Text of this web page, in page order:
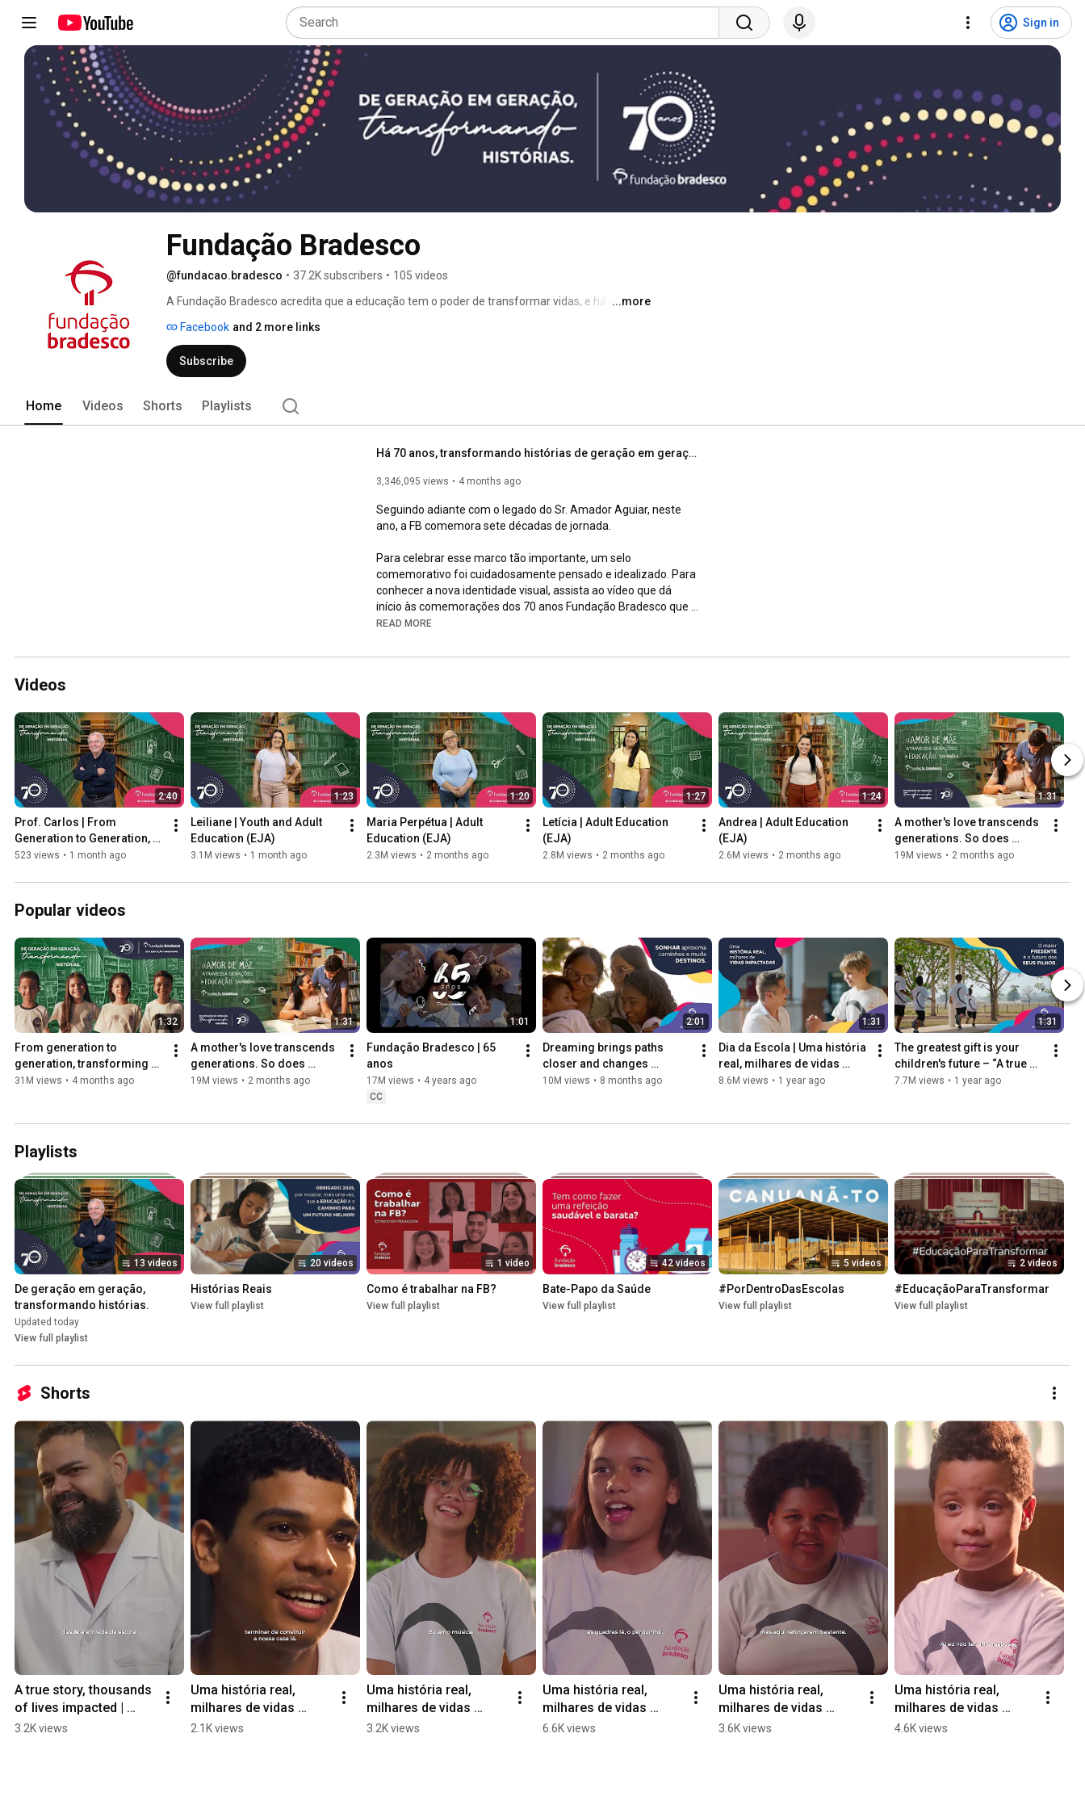
Sign in
Fundação Bradesco
@fundacao.bradesco • 37.2K subscribers • 105 videos
A Fundação Bradesco acredita que a educação tem o poder de transformar vidas, e há quase
...more
Facebook and 2 more links
Subscribe
Home Videos Shorts Playlists
Há 70 anos, transformando histórias de geração em geração.
3,346,095 views 4 months ago
Seguindo adiante com o legado do Sr. Amador Aguiar, neste
ano, a FB comemora sete décadas de jornada.
Para celebrar esse marco tão importante, um selo
comemorativo foi cuidadosamente pensado e idealizado. Para
conhecer a nova identidade visual, assista ao vídeo que dá
início às comemorações dos 70 anos Fundação Bradesco que
seguirão durante todo o ano.
#FundaçãoBradesco#SóAEducaçãoTransforma#FB70Anos
READ MORE
Videos
2:40
Prof. Carlos | From
Generation to Generation,
Transforming Stories
523 views • 1 month ago
1:23
Leiliane | Youth and Adult
Education (EJA)
3.1M views • 1 month ago
1:20
Maria Perpétua | Adult
Education (EJA)
2.3M views • 2 months ago
1:27
Letícia | Adult Education
(EJA)
2.8M views • 2 months ago
1:24
Andrea | Adult Education
(EJA)
2.6M views • 2 months ago
1:31
A mother's love transcends
generations. So does
education.
19M views • 2 months ago
Popular videos
1:32
From generation to
generation, transforming
stories.
31M views • 4 months ago
1:31
A mother's love transcends
generations. So does
education.
19M views • 2 months ago
1:01
Fundação Bradesco | 65
anos
17M views • 4 years ago
CC
2:01
Dreaming brings paths
closer and changes
destinies | FB Canuanã
10M views • 8 months ago
1:31
Dia da Escola | Uma história
real, milhares de vidas
impactadas
8.6M views • 1 year ago
1:31
The greatest gift is your
children's future – “A true
story, thousands of lives
7.7M views • 1 year ago
Playlists
13 videos
De geração em geração,
transformando histórias.
Updated today
View full playlist
20 videos
Histórias Reais
View full playlist
1 video
Como é trabalhar na FB?
View full playlist
42 videos
Bate-Papo da Saúde
View full playlist
5 videos
#PorDentroDasEscolas
View full playlist
2 videos
#EducaçãoParaTransformar
View full playlist
Shorts
A true story, thousands
of lives impacted |
Fábio - FB Marília
3.2K views
Uma história real,
milhares de vidas
impactadas | Natanael -
2.1K views
Uma história real,
milhares de vidas
impactadas | Sônia - FB
3.2K views
Uma história real,
milhares de vidas
impactadas | Isadora e
6.6K views
Uma história real,
milhares de vidas
impactadas! 📚✨
3.6K views
Uma história real, ​
milhares de vidas
impactadas | Gustavo -
4.6K views